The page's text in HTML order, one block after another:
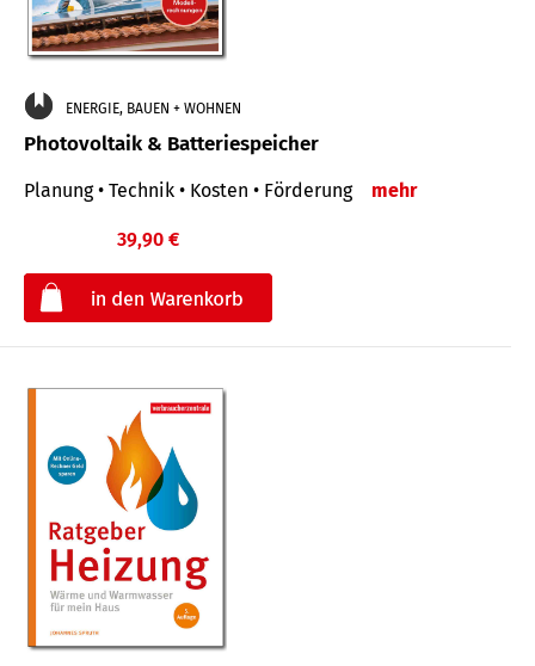
ENERGIE, BAUEN + WOHNEN
Photovoltaik & Batteriespeicher
Planung • Technik • Kosten • Förderung mehr
39,90 €